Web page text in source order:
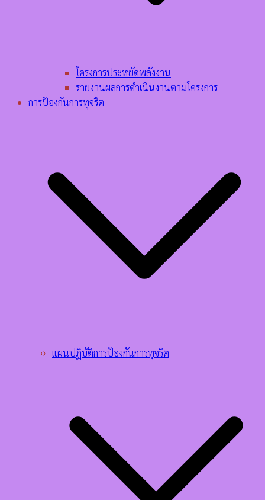
โครงการประหยัดพลังงาน
รายงานผลการดำเนินงานตามโครงการ
การป้องกันการทุจริต
แผนปฏิบัติการป้องกันการทุจริต